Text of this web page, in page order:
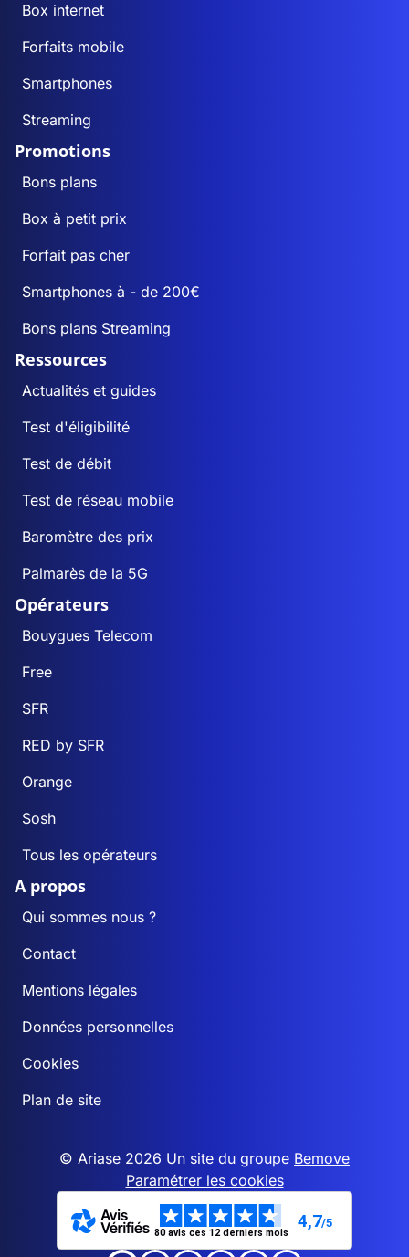
Box internet
Forfaits mobile
Smartphones
Streaming
Promotions
Bons plans
Box à petit prix
Forfait pas cher
Smartphones à - de 200€
Bons plans Streaming
Ressources
Actualités et guides
Test d'éligibilité
Test de débit
Test de réseau mobile
Baromètre des prix
Palmarès de la 5G
Opérateurs
Bouygues Telecom
Free
SFR
RED by SFR
Orange
Sosh
Tous les opérateurs
A propos
Qui sommes nous ?
Contact
Mentions légales
Données personnelles
Cookies
Plan de site
© Ariase 2026 Un site du groupe Bemove
Paramétrer les cookies
80 avis ces 12 derniers mois
4,7/5